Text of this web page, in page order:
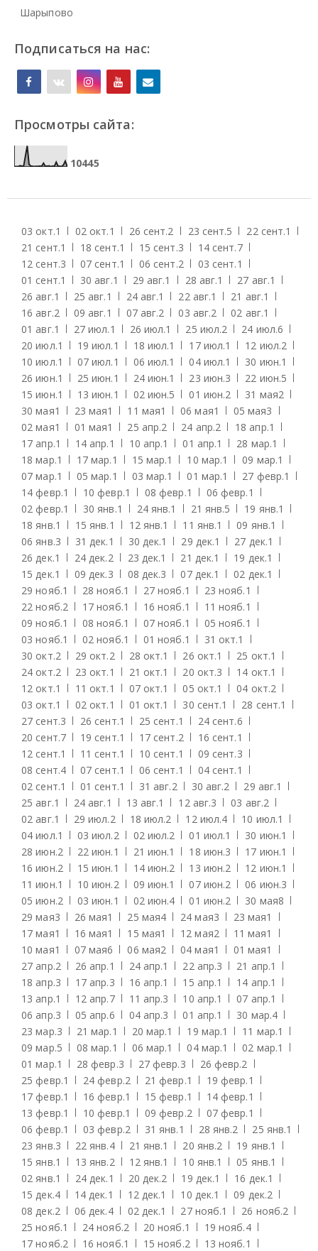
Шарыпово
Подписаться на нас:
Просмотры сайта:
10445
03 окт.1 02 окт.1 26 сент.2 23 сент.5 22 сент.1
21 сент.1 18 сент.1 15 сент.3 14 сент.7
12 сент.3 07 сент.1 06 сент.2 03 сент.1
01 сент.1 30 авг.1 29 авг.1 28 авг.1 27 авг.1
26 авг.1 25 авг.1 24 авг.1 22 авг.1 21 авг.1
16 авг.2 09 авг.1 07 авг.2 03 авг.2 02 авг.1
01 авг.1 27 июл.1 26 июл.1 25 июл.2 24 июл.6
20 июл.1 19 июл.1 18 июл.1 17 июл.1 12 июл.2
10 июл.1 07 июл.1 06 июл.1 04 июл.1 30 июн.1
26 июн.1 25 июн.1 24 июн.1 23 июн.3 22 июн.5
15 июн.1 13 июн.1 02 июн.5 01 июн.2 31 мая2
30 мая1 23 мая1 11 мая1 06 мая1 05 мая3
02 мая1 01 мая1 25 апр.2 24 апр.2 18 апр.1
17 апр.1 14 апр.1 10 апр.1 01 апр.1 28 мар.1
18 мар.1 17 мар.1 15 мар.1 10 мар.1 09 мар.1
07 мар.1 05 мар.1 03 мар.1 01 мар.1 27 февр.1
14 февр.1 10 февр.1 08 февр.1 06 февр.1
02 февр.1 30 янв.1 24 янв.1 21 янв.5 19 янв.1
18 янв.1 15 янв.1 12 янв.1 11 янв.1 09 янв.1
06 янв.3 31 дек.1 30 дек.1 29 дек.1 27 дек.1
26 дек.1 24 дек.2 23 дек.1 21 дек.1 19 дек.1
15 дек.1 09 дек.3 08 дек.3 07 дек.1 02 дек.1
29 нояб.1 28 нояб.1 27 нояб.1 23 нояб.1
22 нояб.2 17 нояб.1 16 нояб.1 11 нояб.1
09 нояб.1 08 нояб.1 07 нояб.1 05 нояб.1
03 нояб.1 02 нояб.1 01 нояб.1 31 окт.1
30 окт.2 29 окт.2 28 окт.1 26 окт.1 25 окт.1
24 окт.2 23 окт.1 21 окт.1 20 окт.3 14 окт.1
12 окт.1 11 окт.1 07 окт.1 05 окт.1 04 окт.2
03 окт.1 02 окт.1 01 окт.1 30 сент.1 28 сент.1
27 сент.3 26 сент.1 25 сент.1 24 сент.6
20 сент.7 19 сент.1 17 сент.2 16 сент.1
12 сент.1 11 сент.1 10 сент.1 09 сент.3
08 сент.4 07 сент.1 06 сент.1 04 сент.1
02 сент.1 01 сент.1 31 авг.2 30 авг.2 29 авг.1
25 авг.1 24 авг.1 13 авг.1 12 авг.3 03 авг.2
02 авг.1 29 июл.2 18 июл.2 12 июл.4 10 июл.1
04 июл.1 03 июл.2 02 июл.2 01 июл.1 30 июн.1
28 июн.2 22 июн.1 21 июн.1 18 июн.3 17 июн.1
16 июн.2 15 июн.1 14 июн.2 13 июн.2 12 июн.1
11 июн.1 10 июн.2 09 июн.1 07 июн.2 06 июн.3
05 июн.2 03 июн.1 02 июн.4 01 июн.2 30 мая8
29 мая3 26 мая1 25 мая4 24 мая3 23 мая1
17 мая1 16 мая1 15 мая1 12 мая2 11 мая1
10 мая1 07 мая6 06 мая2 04 мая1 01 мая1
27 апр.2 26 апр.1 24 апр.1 22 апр.3 21 апр.1
18 апр.3 17 апр.3 16 апр.1 15 апр.1 14 апр.1
13 апр.1 12 апр.7 11 апр.3 10 апр.1 07 апр.1
06 апр.3 05 апр.6 04 апр.3 01 апр.1 30 мар.4
23 мар.3 21 мар.1 20 мар.1 19 мар.1 11 мар.1
09 мар.5 08 мар.1 06 мар.1 04 мар.1 02 мар.1
01 мар.1 28 февр.3 27 февр.3 26 февр.2
25 февр.1 24 февр.2 21 февр.1 19 февр.1
17 февр.1 16 февр.1 15 февр.1 14 февр.1
13 февр.1 10 февр.1 09 февр.2 07 февр.1
06 февр.1 03 февр.2 31 янв.1 28 янв.2 25 янв.1
23 янв.3 22 янв.4 21 янв.1 20 янв.2 19 янв.1
15 янв.1 13 янв.2 12 янв.1 10 янв.1 05 янв.1
02 янв.1 24 дек.1 20 дек.2 19 дек.1 16 дек.1
15 дек.4 14 дек.1 12 дек.1 10 дек.1 09 дек.2
08 дек.2 06 дек.4 02 дек.1 27 нояб.1 26 нояб.2
25 нояб.1 24 нояб.2 20 нояб.1 19 нояб.4
17 нояб.2 16 нояб.1 15 нояб.2 13 нояб.1